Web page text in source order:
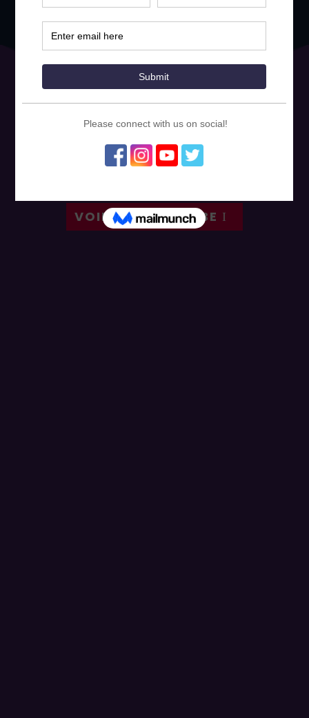
Faits marquants du jour
chaque jour de la conférence ci-dessous !
Vous pouvez consulter d'autres vidéos de
l'ICFP2022 à l'adresse suivante
VOIR SUR YOUTUBE